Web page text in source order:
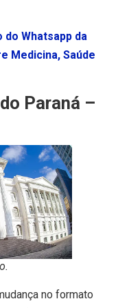
do Whatsapp da
Medicina, Saúde
Paraná –
no formato